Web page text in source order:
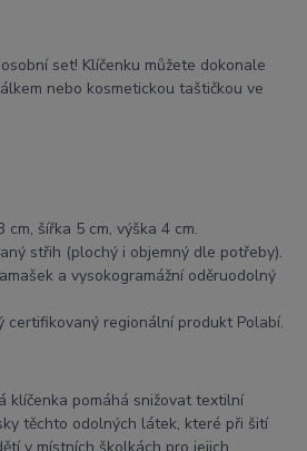
set! Klíčenku můžete dokonale
nebo kosmetickou taštičkou ve
cm, šířka 5 cm, výška 4 cm.
střih (plochý i objemný dle potřeby).
a vysokogramážní oděruodolný
certifikovaný regionální produkt Polabí.
klíčenka pomáhá snižovat textilní
těchto odolných látek, které při šití